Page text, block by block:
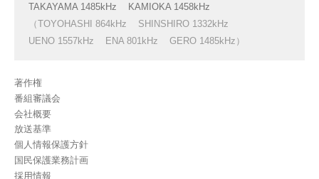
TAKAYAMA 1485kHz
KAMIOKA 1458kHz
（TOYOHASHI 864kHz
SHINSHIRO 1332kHz
UENO 1557kHz
ENA 801kHz GERO 1485kHz）
著作権
番組審議会
会社概要
放送基準
個人情報保護方針
国民保護業務計画
採用情報